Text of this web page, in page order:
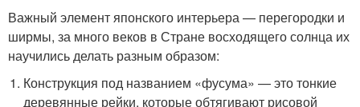
Важный элемент японского интерьера — перегородки и
ширмы, за много веков в Стране восходящего солнца их
научились делать разным образом:
Конструкция под названием «фусума» — это тонкие
деревянные рейки, которые обтягивают рисовой